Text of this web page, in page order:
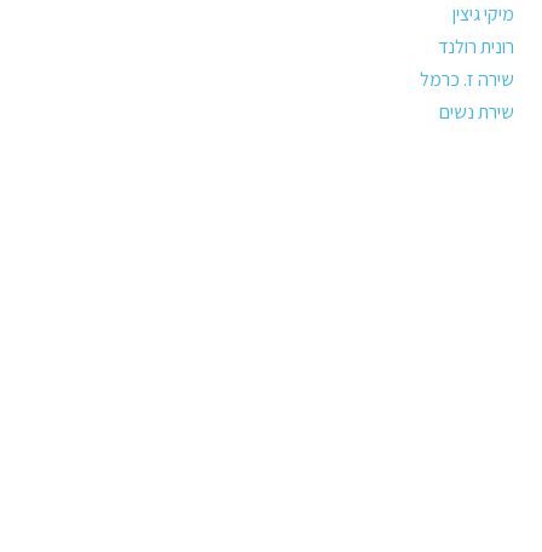
מיקי גיצין
רונית רולנד
שירה ז. כרמל
שירת נשים